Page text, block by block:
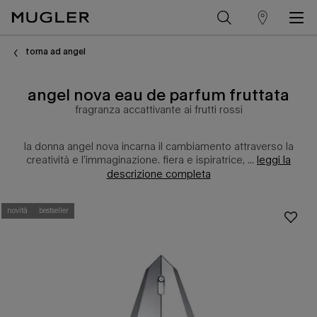
trova
vendita
torna ad angel
angel nova eau de parfum fruttata
fragranza accattivante ai frutti rossi
la donna angel nova incarna il cambiamento attraverso la
creatività e l’immaginazione. fiera e ispiratrice, ... leggi la
descrizione completa
novità bestseller